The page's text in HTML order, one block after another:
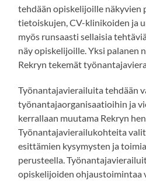
tehdään opiskelijoille näkyvien
tietoiskujen, CV-klinikoiden ja
myös runsaasti sellaisia
näy opiskelijoille. Yksi palanen
Rekryn tekemät
Työnantajavierailuita tehdään
työnantajaorganisaatioihin ja
kerrallaan muutama Rekryn
Työnantajavierailukohteita
esittämien kysymysten ja
perusteella.
opiskelijoiden ohjaustoimintaa